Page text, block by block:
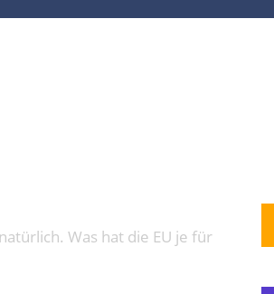
Was hat die EU je für